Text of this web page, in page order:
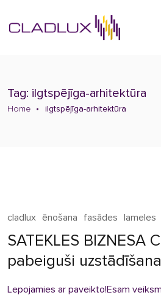
Tag: ilgtspējīga-arhitektūra
Home ilgtspējīga-arhitektūra
cladlux ēnošana fasādes lameles
SATEKLES BIZNESA
pabeiguši
Lepojamies ar paveikto!Esam